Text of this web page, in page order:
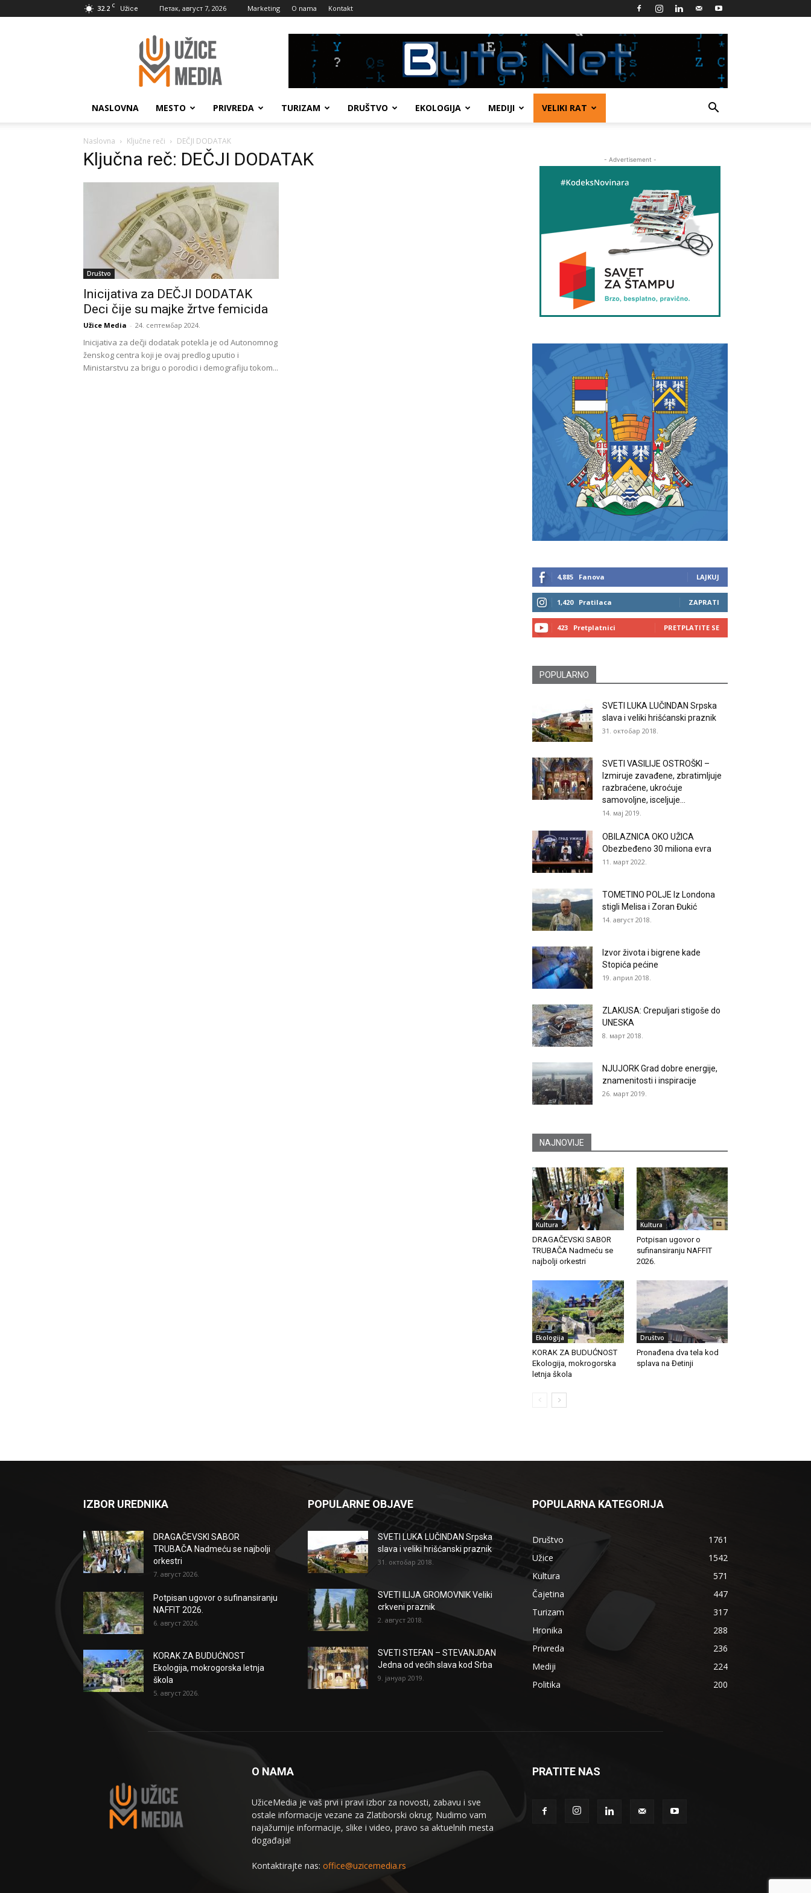
32.2 C Užice Петак, август 7, 2026 Marketing O nama Kontakt
UžiceMedia
NASLOVNA MESTO PRIVREDA TURIZAM DRUŠTVO EKOLOGIJA MEDIJI VELIKI RAT
Naslovna Ključne reči DEČJI DODATAK
Ključna reč: DEČJI DODATAK
Društvo
Inicijativa za DEČJI DODATAK
Deci čije su majke žrtve femicida
Užice Media - 24. септембар 2024.
Inicijativa za dečji dodatak potekla je od Autonomnog
ženskog centra koji je ovaj predlog uputio i
Ministarstvu za brigu o porodici i demografiju tokom...
- Advertisement -
4,885 Fanova LAJKUJ
1,420 Pratilaca ZAPRATI
423 Pretplatnici PRETPLATITE SE
POPULARNO
SVETI LUKA LUČINDAN Srpska
slava i veliki hrišćanski praznik
31. октобар 2018.
SVETI VASILIJE OSTROŠKI –
Izmiruje zavađene, zbratimljuje
razbraćene, ukroćuje
samovoljne, isceljuje...
14. мај 2019.
OBILAZNICA OKO UŽICA
Obezbeđeno 30 miliona evra
11. март 2022.
TOMETINO POLJE Iz Londona
stigli Melisa i Zoran Đukić
14. август 2018.
Izvor života i bigrene kade
Stopića pećine
19. април 2018.
ZLAKUSA: Crepuljari stigoše do
UNESKA
8. март 2018.
NJUJORK Grad dobre energije,
znamenitosti i inspiracije
26. март 2019.
NAJNOVIJE
Kultura
DRAGAČEVSKI SABOR
TRUBAČA Nadmeću se
najbolji orkestri
Kultura
Potpisan ugovor o
sufinansiranju NAFFIT
2026.
Ekologija
KORAK ZA BUDUĆNOST
Ekologija, mokrogorska
letnja škola
Društvo
Pronađena dva tela kod
splava na Đetinji
IZBOR UREDNIKA
DRAGAČEVSKI SABOR
TRUBAČA Nadmeću se najbolji
orkestri
7. август 2026.
Potpisan ugovor o sufinansiranju
NAFFIT 2026.
6. август 2026.
KORAK ZA BUDUĆNOST
Ekologija, mokrogorska letnja
škola
5. август 2026.
POPULARNE OBJAVE
SVETI LUKA LUČINDAN Srpska
slava i veliki hrišćanski praznik
31. октобар 2018.
SVETI ILIJA GROMOVNIK Veliki
crkveni praznik
2. август 2018.
SVETI STEFAN – STEVANJDAN
Jedna od većih slava kod Srba
9. јануар 2019.
POPULARNA KATEGORIJA
Društvo
1761
Užice
1542
Kultura
571
Čajetina
447
Turizam
317
Hronika
288
Privreda
236
Mediji
224
Politika
200
O NAMA
UžiceMedia je vaš prvi i pravi izbor za novosti, zabavu i sve
ostale informacije vezane za Zlatiborski okrug. Nudimo vam
najažurnije informacije, slike i video, pravo sa aktuelnih mesta
događaja!
Kontaktirajte nas: office@uzicemedia.rs
PRATITE NAS